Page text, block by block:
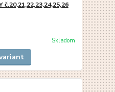
č.20,21,22,23,24,25,26
Skladom